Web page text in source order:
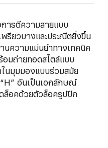
ารตีความสายแบบ
รียวบางและประณีตยิ่งขึ้น
นความแม่นยำทางเทคนิค
มถ่ายทอดสไตล์แบบ
นมุมมองแบบร่วมสมัย
อันเป็นเอกลักษณ์
ล็อคด้วยตัวล็อครูปปีก